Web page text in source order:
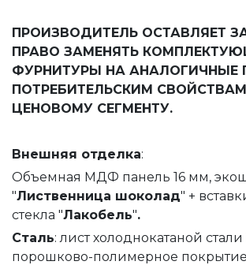
ПРОИЗВОДИТЕЛЬ ОСТАВЛЯЕТ
ПРАВО ЗАМЕНЯТЬ
ФУРНИТУРЫ НА АНАЛОГИЧНЫЕ
ПОТРЕБИТЕЛЬСКИМ
ЦЕНОВОМУ СЕГМЕНТУ.
Внешняя отделка:
Объемная МДФ панель 16 мм,
"Лиственница шоколад" +
стекла "Лакобель".
Сталь: лист холоднокатаной
порошково-полимерное